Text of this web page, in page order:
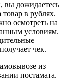
вы дожидаетесь
товар в рублях.
осмотреть на
условиям.
чек.
из
постамата.